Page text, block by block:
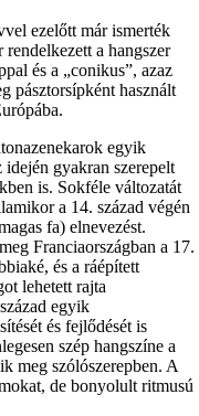
ezelőtt már ismerték
a hangszer
és a „conikus”, azaz
pásztorsípként használt
egyik
idején gyakran szerepelt
is. Sokféle változatát
a 14. század végén
fa) elnevezést.
Franciaországban a 17.
és a ráépített
lehetett rajta
egyik
és fejlődését is
szép hangszíne a
meg szólószerepben. A
de bonyolult ritmusú